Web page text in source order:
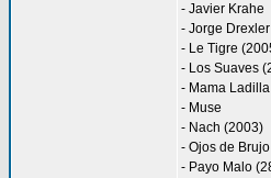
- Javier Krahe
- Jorge Drexler
- Le Tigre
- Los Suaves
- Mama
- Muse
- Nach (2003)
- Ojos de Brujo
- Payo Malo